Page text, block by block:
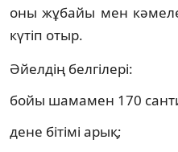
оны жұбайы мен
күтіп отыр.
Әйелдің белгілері:
бойы шамамен 170
дене бітімі арық;